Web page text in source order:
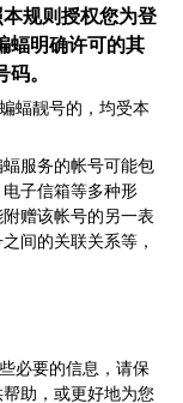
规则授权您为登
蝠明确许可的其
。
蝠靓号的，均受本
服务的帐号可能包
子信箱等多种形
赠该帐号的另一表
间的关联关系等，
必要的信息，请保
助，或更好地为您